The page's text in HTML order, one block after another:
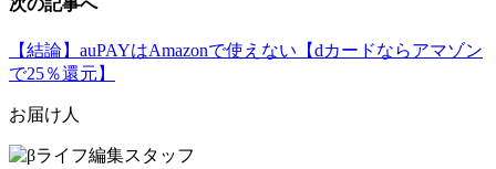
次の記事へ
【結論】auPAYはAmazonで使えない【dカードならアマゾン
で25％還元】
お届け人